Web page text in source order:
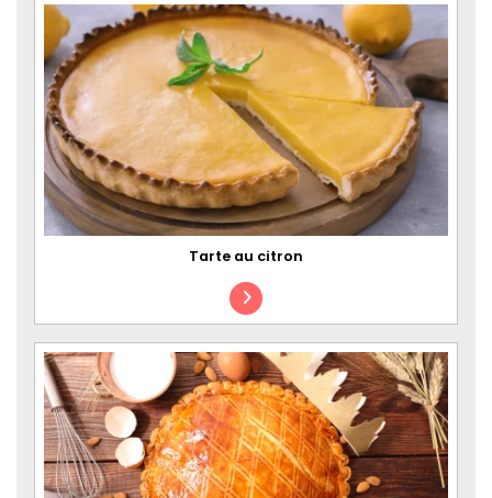
Tarte au citron